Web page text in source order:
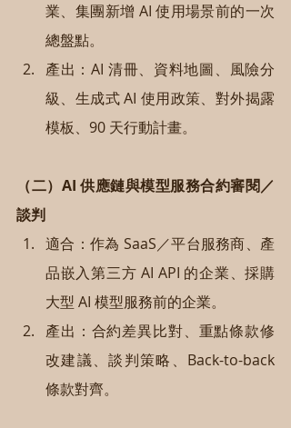
業、集團新增 AI 使用場景前的一次
總盤點。
產出：AI 清冊、資料地圖、風險分
級、生成式 AI 使用政策、對外揭露
模板、90 天行動計畫。
（二）AI 供應鏈與模型服務合約審閱／
談判
適合：作為 SaaS／平台服務商、產
品嵌入第三方 AI API 的企業、採購
大型 AI 模型服務前的企業。
產出：合約差異比對、重點條款修
改建議、談判策略、Back-to-back
條款對齊。